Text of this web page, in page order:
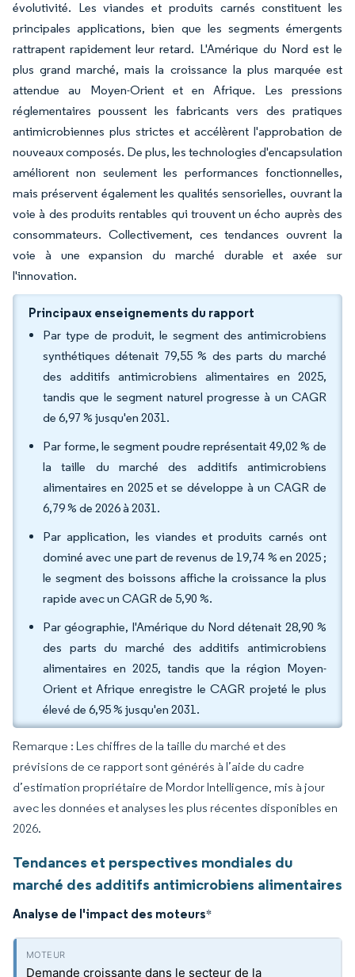
évolutivité. Les viandes et produits carnés constituent les
principales applications, bien que les segments émergents
rattrapent rapidement leur retard. L'Amérique du Nord est le
plus grand marché, mais la croissance la plus marquée est
attendue au Moyen-Orient et en Afrique. Les pressions
réglementaires poussent les fabricants vers des pratiques
antimicrobiennes plus strictes et accélèrent l'approbation de
nouveaux composés. De plus, les technologies d'encapsulation
améliorent non seulement les performances fonctionnelles,
mais préservent également les qualités sensorielles, ouvrant la
voie à des produits rentables qui trouvent un écho auprès des
consommateurs. Collectivement, ces tendances ouvrent la
voie à une expansion du marché durable et axée sur
l'innovation.
Principaux enseignements du rapport
Par type de produit, le segment des antimicrobiens
synthétiques détenait 79,55 % des parts du marché
des additifs antimicrobiens alimentaires en 2025,
tandis que le segment naturel progresse à un CAGR
de 6,97 % jusqu'en 2031.
Par forme, le segment poudre représentait 49,02 % de
la taille du marché des additifs antimicrobiens
alimentaires en 2025 et se développe à un CAGR de
6,79 % de 2026 à 2031.
Par application, les viandes et produits carnés ont
dominé avec une part de revenus de 19,74 % en 2025 ;
le segment des boissons affiche la croissance la plus
rapide avec un CAGR de 5,90 %.
Par géographie, l'Amérique du Nord détenait 28,90 %
des parts du marché des additifs antimicrobiens
alimentaires en 2025, tandis que la région Moyen-
Orient et Afrique enregistre le CAGR projeté le plus
élevé de 6,95 % jusqu'en 2031.
Remarque : Les chiffres de la taille du marché et des
prévisions de ce rapport sont générés à l’aide du cadre
d’estimation propriétaire de Mordor Intelligence, mis à jour
avec les données et analyses les plus récentes disponibles en
2026.
Tendances et perspectives mondiales du
marché des additifs antimicrobiens alimentaires
Analyse de l'impact des moteurs*
Demande croissante dans le secteur de la